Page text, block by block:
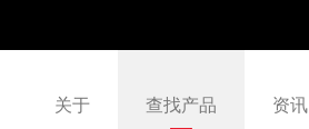
关于 查找产品 资讯